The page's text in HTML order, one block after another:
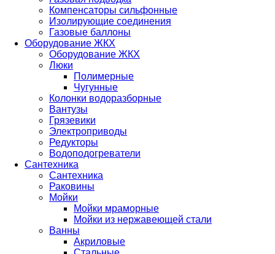
Компенсаторы сильфонные
Изолирующие соединения
Газовые баллоны
Оборудование ЖКХ
Оборудование ЖКХ
Люки
Полимерные
Чугунные
Колонки водоразборные
Вантузы
Грязевики
Электроприводы
Редукторы
Водоподогреватели
Сантехника
Сантехника
Раковины
Мойки
Мойки мраморные
Мойки из нержавеющей стали
Ванны
Акриловые